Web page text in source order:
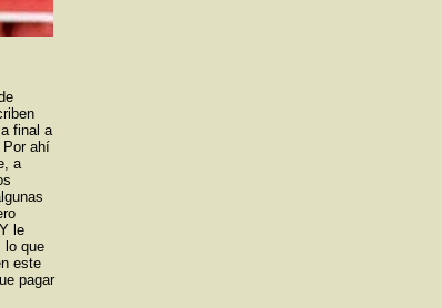
final a
Por ahí
a
le
lo que
este
pagar